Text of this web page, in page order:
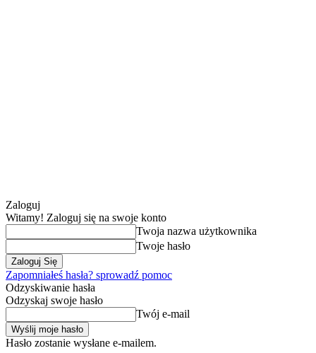
Zaloguj
Witamy! Zaloguj się na swoje konto
Twoja nazwa użytkownika
Twoje hasło
Zapomniałeś hasła? sprowadź pomoc
Odzyskiwanie hasła
Odzyskaj swoje hasło
Twój e-mail
Hasło zostanie wysłane e-mailem.